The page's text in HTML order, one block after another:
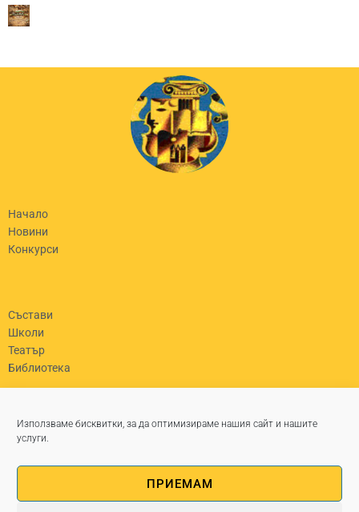
Използваме бисквитки, за да оптимизираме нашия сайт и нашите
услуги.
ПРИЕМАМ
Начало
Новини
Конкурси
Състави
Школи
Театър
Библиотека
гр. Левски, бул. „България“ №45
0650/82630
Работно време Пон - Пет: 8-5